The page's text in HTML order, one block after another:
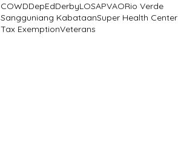
COWDDepEdDerbyLOSAPVAORio Verde
Sangguniang KabataanSuper Health Center
Tax ExemptionVeterans